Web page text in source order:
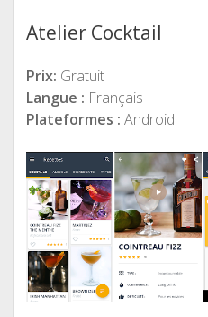
Atelier Cocktail
Prix: Gratuit
Langue : Français
Plateformes : Android